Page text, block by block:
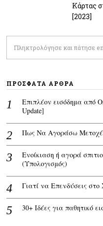
Κάρτας
[2023]
ΠΡΌΣΦΑΤΑ ΆΡΘΡΑ
Επιπλέον εισόδημα από
Update]
Πως Να Αγοράσω
Ενοίκιαση ή αγορά
(Υπολογισμός)
Γιατί να Επενδύσεις
30+ Ιδέες για παθητικό